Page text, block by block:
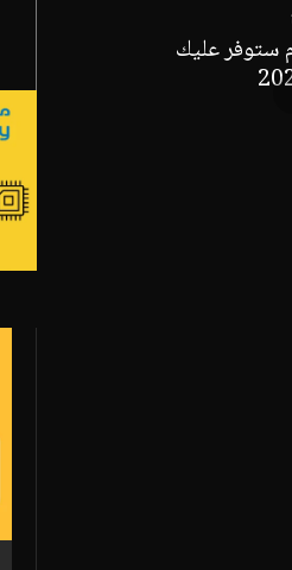
عليك